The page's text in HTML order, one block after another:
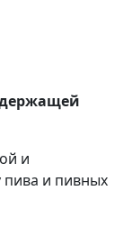
и
и пивных